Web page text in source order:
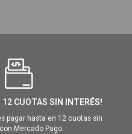
12 CUOTAS SIN INTERÉS!
pagar hasta en 12 cuotas sin
Mercado Pago.